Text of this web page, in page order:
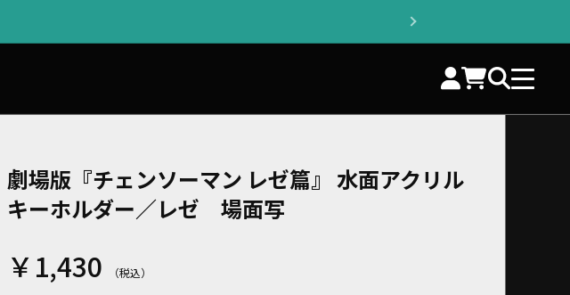
劇場版『チェンソーマン レゼ篇』 水面アクリル
キーホルダー／レゼ 場面写
￥1,430